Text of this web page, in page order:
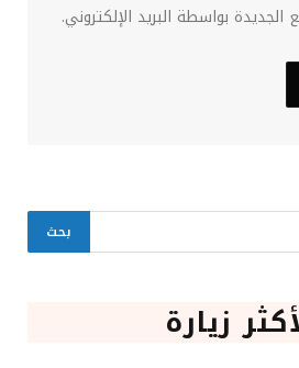
الجديدة بواسطة البريد الإلكتروني.
زيارة